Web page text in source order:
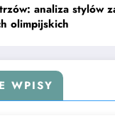
analiza stylów
olimpijskich
WPISY